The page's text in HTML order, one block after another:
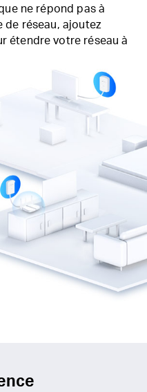
ne répond pas à
de réseau, ajoutez
étendre votre réseau à